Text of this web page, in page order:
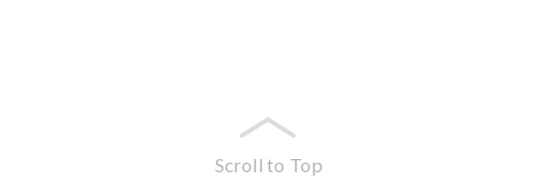
Scroll to Top